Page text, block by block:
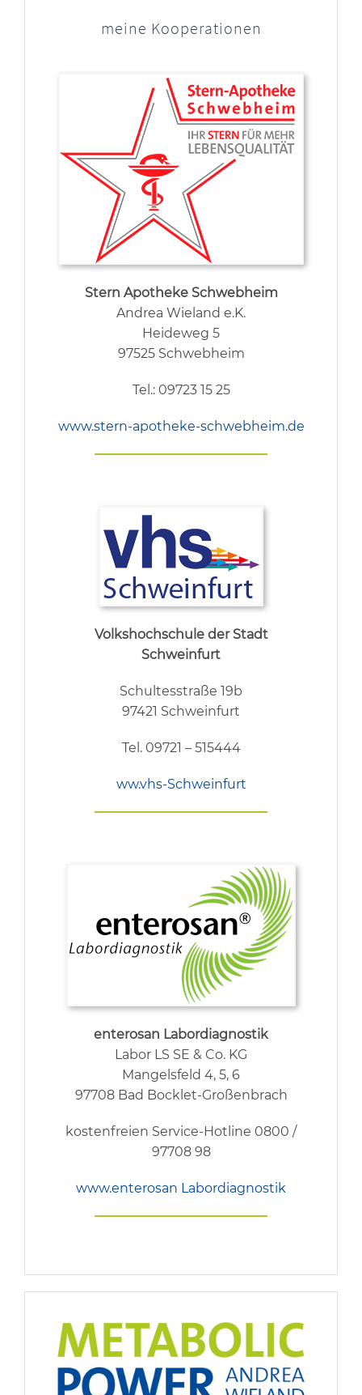
meine Kooperationen
Stern Apotheke Schwebheim
Andrea Wieland e.K.
Heideweg 5
97525 Schwebheim
Tel.: 09723 15 25
www.stern-apotheke-schwebheim.de
Volkshochschule der Stadt
Schweinfurt
Schultesstraße 19b
97421 Schweinfurt
Tel. 09721 – 515444
ww.vhs-Schweinfurt
enterosan Labordiagnostik
Labor LS SE & Co. KG
Mangelsfeld 4, 5, 6
97708 Bad Bocklet-Großenbrach
kostenfreien Service-Hotline 0800 /
97708 98
www.enterosan Labordiagnostik